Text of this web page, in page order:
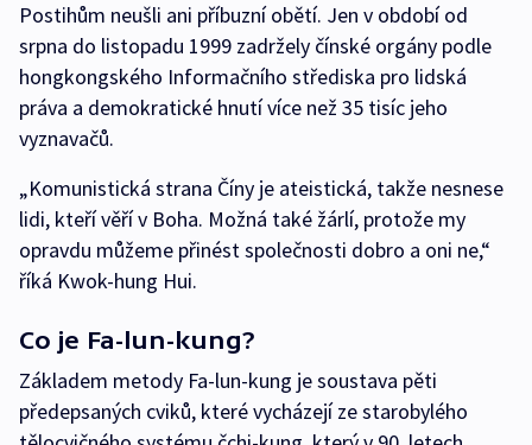
Postihům neušli ani příbuzní obětí. Jen v období od
srpna do listopadu 1999 zadržely čínské orgány podle
hongkongského Informačního střediska pro lidská
práva a demokratické hnutí více než 35 tisíc jeho
vyznavačů.
„Komunistická strana Číny je ateistická, takže nesnese
lidi, kteří věří v Boha. Možná také žárlí, protože my
opravdu můžeme přinést společnosti dobro a oni ne,“
říká Kwok-hung Hui.
Co je Fa-lun-kung?
Základem metody Fa-lun-kung je soustava pěti
předepsaných cviků, které vycházejí ze starobylého